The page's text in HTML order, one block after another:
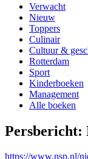
Verwacht
Nieuw
Toppers
Culinair
Cultuur &
Rotterdam
Sport
Kinderboeken
Management
Alle boeken
Persbericht:
https://www.nsp.nl/